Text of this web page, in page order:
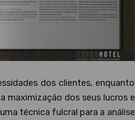
dos clientes, enquanto
maximização dos seus lucros e
técnica fulcral para a análise